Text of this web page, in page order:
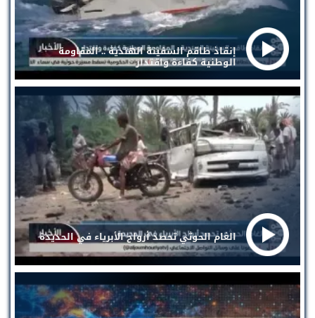
إنقاذ طاقم السفينة الهندية .. المقاومة
الوطنية كفاءة واقتدار
الغام الحوثي تحصد أرواح الأبرياء في الحديدة